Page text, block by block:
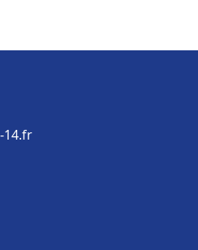
14.fr